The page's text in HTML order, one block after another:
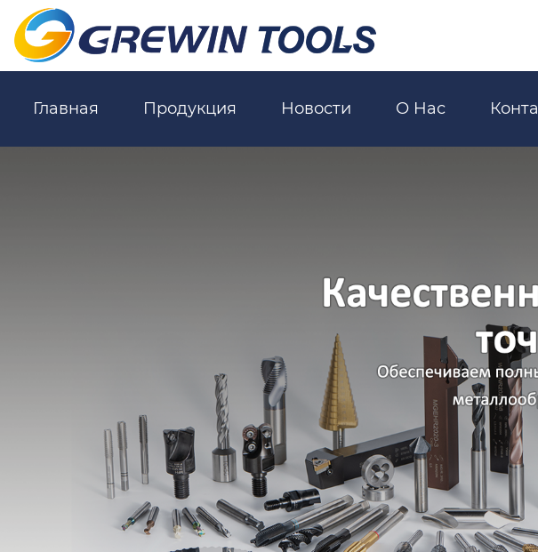
Главная Продукция Новости О Hас